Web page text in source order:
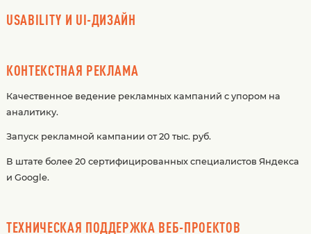
USABILITY И UI-ДИЗАЙН
КОНТЕКСТНАЯ РЕКЛАМА
Качественное ведение рекламных кампаний с упором на
аналитику.
Запуск рекламной кампании от 20 тыс. руб.
В штате более 20 сертифицированных специалистов Яндекса
и Google.
ТЕХНИЧЕСКАЯ ПОДДЕРЖКА ВЕБ-ПРОЕКТОВ